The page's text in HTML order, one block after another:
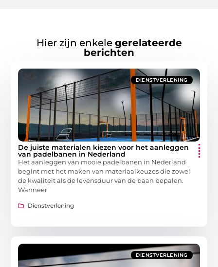
Hier zijn enkele gerelateerde
berichten
DIENSTVERLENING
De juiste materialen kiezen voor het aanleggen
van padelbanen in Nederland
Het aanleggen van mooie padelbanen in Nederland
begint met het maken van materiaalkeuzes die zowel
de kwaliteit als de levensduur van de baan bepalen.
Wanneer
Dienstverlening
DIENSTVERLENING